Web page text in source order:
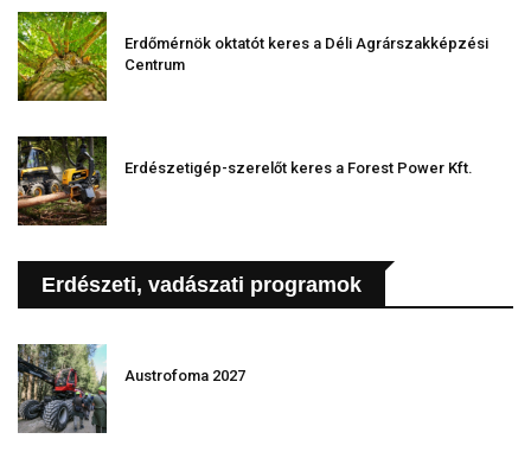
Erdőmérnök oktatót keres a Déli Agrárszakképzési
Centrum
Erdészetigép-szerelőt keres a Forest Power Kft.
Erdészeti, vadászati programok
Austrofoma 2027